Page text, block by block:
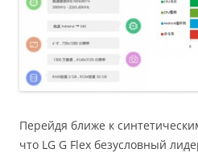
Перейдя ближе к
что LG G Flex безусловный